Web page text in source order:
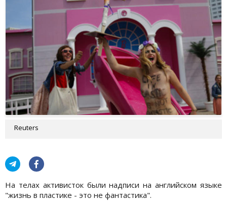
Reuters
На телах активисток были надписи на английском языке
"жизнь в пластике - это не фантастика".